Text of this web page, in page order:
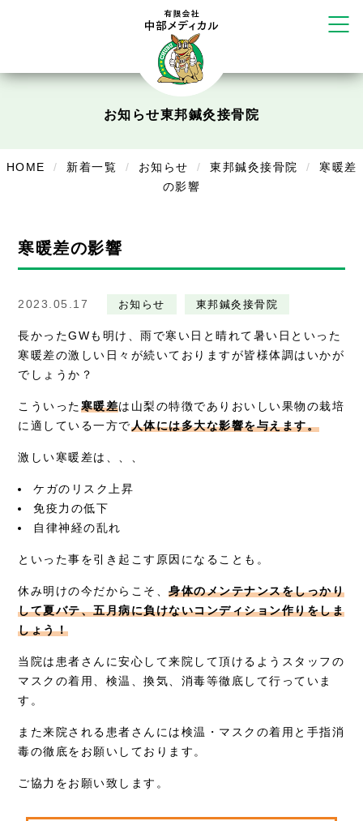
かえる堂鍼灸院 整骨院 うるま店 ウェルネス鍼灸院・接骨院 甲府千
リラクゼーション
ボディコンフォート Cure
在宅部門事務所
お知らせ
採用情報
お知らせ東邦鍼灸接骨院
HOME 新着一覧 お知らせ 東邦鍼灸接骨院
寒暖差
の影響
寒暖差の影響
2023.05.17 お知らせ 東邦鍼灸接骨院
長かったGWも明け、雨で寒い日と晴れて暑い日といった
寒暖差の激しい日々が続いておりますが皆様体調はいかが
でしょうか？
こういった寒暖差は山梨の特徴でありおいしい果物の栽培
に適している一方で人体には多大な影響を与えます。
激しい寒暖差は、、、
ケガのリスク上昇
免疫力の低下
自律神経の乱れ
といった事を引き起こす原因になることも。
休み明けの今だからこそ、身体のメンテナンスをしっかり
して夏バテ、五月病に負けないコンディション作りをしま
しょう！
当院は患者さんに安心して来院して頂けるようスタッフの
マスクの着用、検温、換気、消毒等徹底して行っていま
す。
また来院される患者さんには検温・マスクの着用と手指消
毒の徹底をお願いしております。
ご協力をお願い致します。